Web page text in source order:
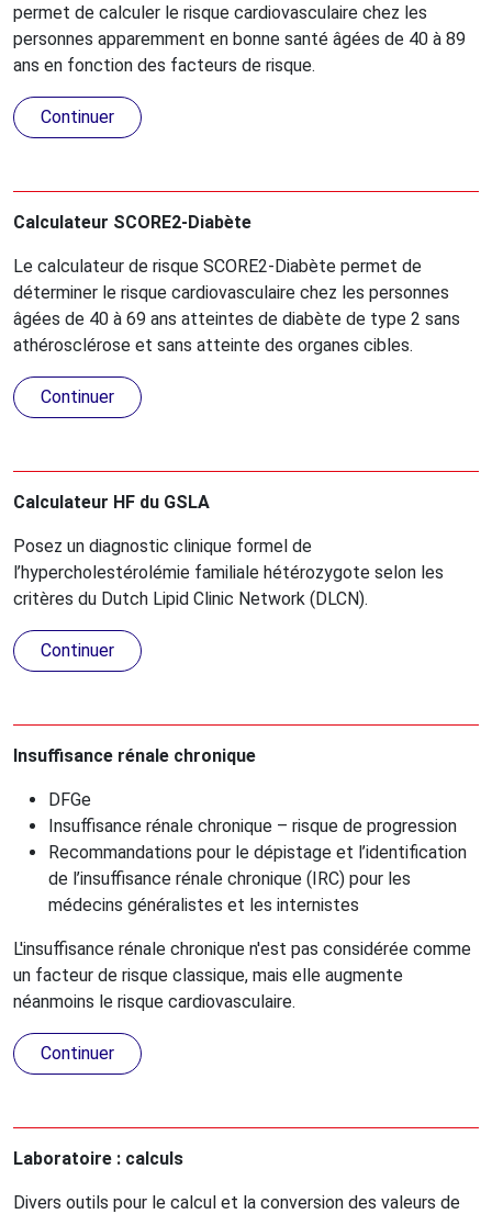
permet de calculer le risque cardiovasculaire chez les
personnes apparemment en bonne santé âgées de 40 à 89
ans en fonction des facteurs de risque.
Continuer
Calculateur SCORE2-Diabète
Le calculateur de risque SCORE2-Diabète permet de
déterminer le risque cardiovasculaire chez les personnes
âgées de 40 à 69 ans atteintes de diabète de type 2 sans
athérosclérose et sans atteinte des organes cibles.
Continuer
Calculateur HF du GSLA
Posez un diagnostic clinique formel de
l’hypercholestérolémie familiale hétérozygote selon les
critères du Dutch Lipid Clinic Network (DLCN).
Continuer
Insuffisance rénale chronique
DFGe
Insuffisance rénale chronique – risque de progression
Recommandations pour le dépistage et l’identification
de l’insuffisance rénale chronique (IRC) pour les
médecins généralistes et les internistes
L'insuffisance rénale chronique n'est pas considérée comme
un facteur de risque classique, mais elle augmente
néanmoins le risque cardiovasculaire.
Continuer
Laboratoire : calculs
Divers outils pour le calcul et la conversion des valeurs de